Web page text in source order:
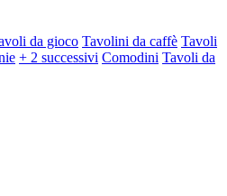
da gioco Tavolini da caffè Tavoli
+ 2 successivi Comodini Tavoli da